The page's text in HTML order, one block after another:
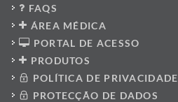
FAQS
ÁREA MÉDICA
PORTAL DE ACESSO
PRODUTOS
POLÍTICA DE PRIVACIDADE
PROTECÇÃO DE DADOS